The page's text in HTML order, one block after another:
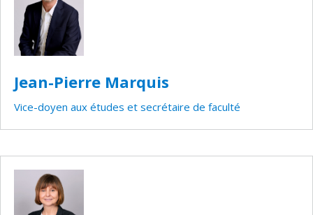
Jean-Pierre Marquis
Vice-doyen aux études et secrétaire de faculté